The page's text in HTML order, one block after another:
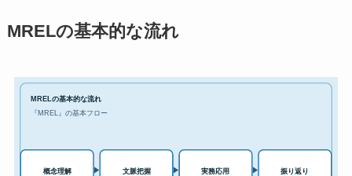
MRELの基本的な流れ
MRELの基本的な流れ
『MREL』の基本フロー
概念理解 文脈把握 実務応用 振り返り